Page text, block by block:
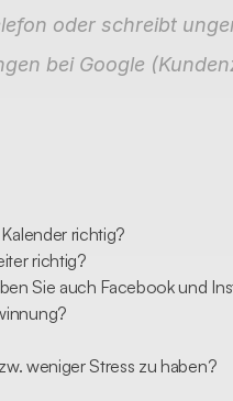
oder schreibt
bei Google
richtig?
richtig?
Sie auch Facebook und
weniger Stress zu haben?